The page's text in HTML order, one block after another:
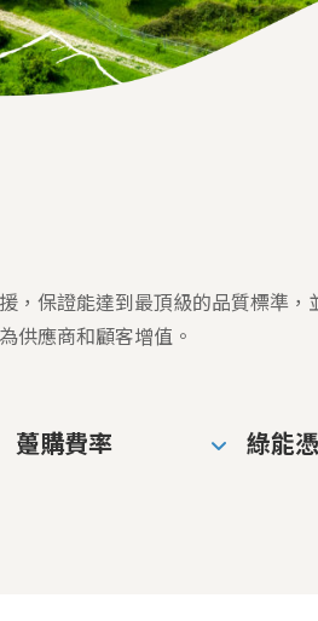
，保證能達到最頂級的品質標準
供應商和顧客增值。
躉購費率 綠能